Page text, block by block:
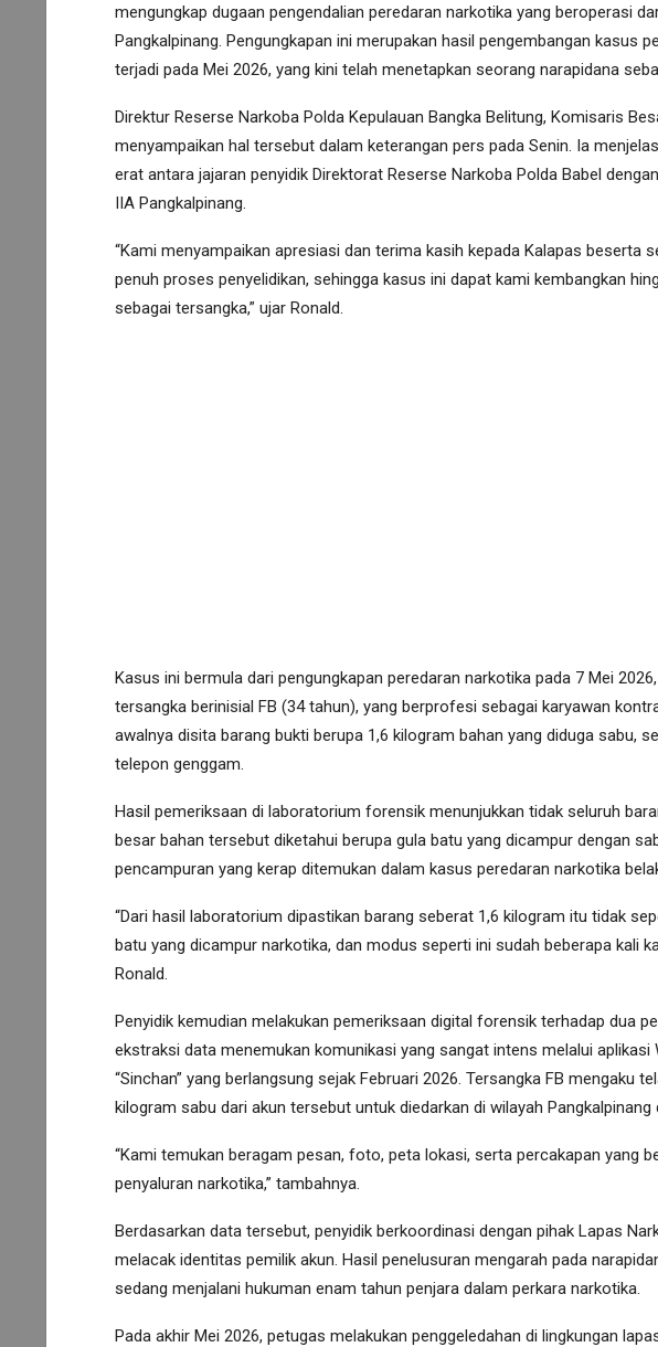
mengungkap dugaan pengendalian peredaran narkotika yang beroperasi
Pangkalpinang. Pengungkapan ini merupakan hasil pengembangan kasus
terjadi pada Mei 2026, yang kini telah menetapkan seorang narapidana
Direktur Reserse Narkoba Polda Kepulauan Bangka Belitung, Komisaris
menyampaikan hal tersebut dalam keterangan pers pada Senin. Ia
erat antara jajaran penyidik Direktorat Reserse Narkoba Polda Babel
IIA Pangkalpinang.
“Kami menyampaikan apresiasi dan terima kasih kepada Kalapas beserta
penuh proses penyelidikan, sehingga kasus ini dapat kami kembangkan
sebagai tersangka,” ujar Ronald.
Kasus ini bermula dari pengungkapan peredaran narkotika pada 7 Mei
tersangka berinisial FB (34 tahun), yang berprofesi sebagai karyawan
awalnya disita barang bukti berupa 1,6 kilogram bahan yang diduga sabu,
telepon genggam.
Hasil pemeriksaan di laboratorium forensik menunjukkan tidak seluruh
besar bahan tersebut diketahui berupa gula batu yang dicampur dengan
pencampuran yang kerap ditemukan dalam kasus peredaran narkotika
“Dari hasil laboratorium dipastikan barang seberat 1,6 kilogram itu tidak
batu yang dicampur narkotika, dan modus seperti ini sudah beberapa kali
Ronald.
Penyidik kemudian melakukan pemeriksaan digital forensik terhadap dua
ekstraksi data menemukan komunikasi yang sangat intens melalui aplikasi
“Sinchan” yang berlangsung sejak Februari 2026. Tersangka FB mengaku
kilogram sabu dari akun tersebut untuk diedarkan di wilayah Pangkalpinang
“Kami temukan beragam pesan, foto, peta lokasi, serta percakapan yang
penyaluran narkotika,” tambahnya.
Berdasarkan data tersebut, penyidik berkoordinasi dengan pihak Lapas
melacak identitas pemilik akun. Hasil penelusuran mengarah pada
sedang menjalani hukuman enam tahun penjara dalam perkara narkotika.
Pada akhir Mei 2026, petugas melakukan penggeledahan di lingkungan